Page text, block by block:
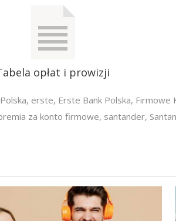
opłat i prowizji
, erste, Erste Bank Polska, Firmowe
za konto firmowe, santander,